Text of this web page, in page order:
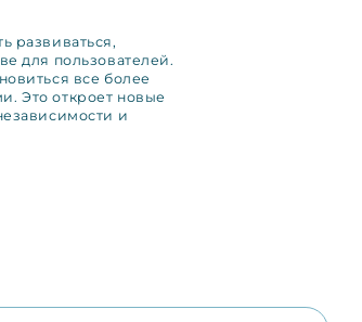
развиваться,
для пользователей.
все более
Это откроет новые
и